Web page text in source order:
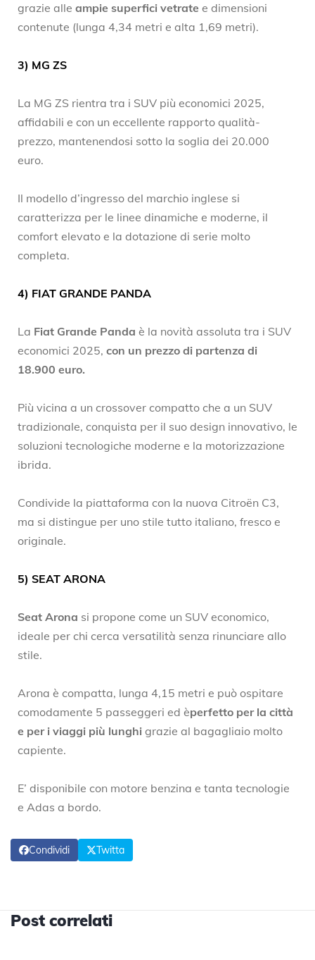
grazie alle ampie superfici vetrate e dimensioni
contenute (lunga 4,34 metri e alta 1,69 metri).
3) MG ZS
La MG ZS rientra tra i SUV più economici 2025,
affidabili e con un eccellente rapporto qualità-
prezzo, mantenendosi sotto la soglia dei 20.000
euro.
Il modello d’ingresso del marchio inglese si
caratterizza per le linee dinamiche e moderne, il
comfort elevato e la dotazione di serie molto
completa.
4) FIAT GRANDE PANDA
La Fiat Grande Panda è la novità assoluta tra i SUV
economici 2025, con un prezzo di partenza di
18.900 euro.
Più vicina a un crossover compatto che a un SUV
tradizionale, conquista per il suo design innovativo, le
soluzioni tecnologiche moderne e la motorizzazione
ibrida.
Condivide la piattaforma con la nuova Citroën C3,
ma si distingue per uno stile tutto italiano, fresco e
originale.
5) SEAT ARONA
Seat Arona si propone come un SUV economico,
ideale per chi cerca versatilità senza rinunciare allo
stile.
Arona è compatta, lunga 4,15 metri e può ospitare
comodamente 5 passeggeri ed èperfetto per la città
e per i viaggi più lunghi grazie al bagagliaio molto
capiente.
E’ disponibile con motore benzina e tanta tecnologie
e Adas a bordo.
Condividi Twitta
Post correlati